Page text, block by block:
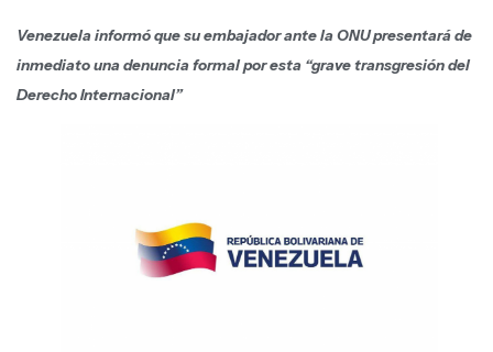
Venezuela informó que su embajador ante la ONU presentará de
inmediato una denuncia formal por esta “grave transgresión del
Derecho Internacional”